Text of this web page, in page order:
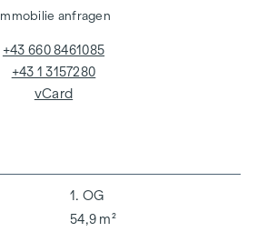
1. OG
54,9 m²
Immobilie anfragen
+43 660 8461085
+43 1 3157280
vCard